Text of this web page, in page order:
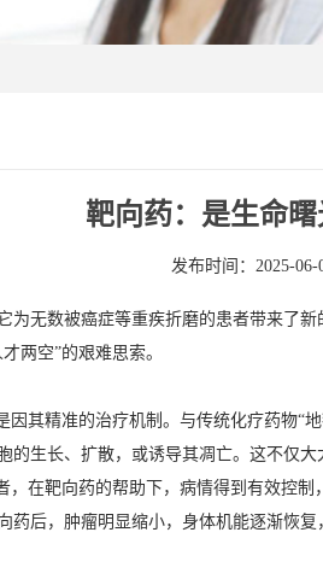
靶向药：是生命
发布时间：2025-06-
为无数被癌症等重疾折磨的患者带来了
两空”的艰难思索。
因其精准的治疗机制。与传统化疗药物“
的生长、扩散，或诱导其凋亡。这不仅
，在靶向药的帮助下，病情得到有效控
药后，肿瘤明显缩小，身体机能逐渐恢